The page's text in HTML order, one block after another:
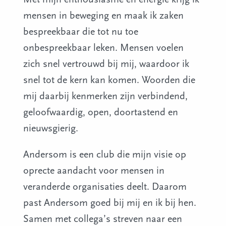
mensen in beweging en maak ik zaken
bespreekbaar die tot nu toe
onbespreekbaar leken. Mensen voelen
zich snel vertrouwd bij mij, waardoor ik
snel tot de kern kan komen. Woorden die
mij daarbij kenmerken zijn verbindend,
geloofwaardig, open, doortastend en
nieuwsgierig.
Andersom is een club die mijn visie op
oprecte aandacht voor mensen in
veranderde organisaties deelt. Daarom
past Andersom goed bij mij en ik bij hen.
Samen met collega’s streven naar een